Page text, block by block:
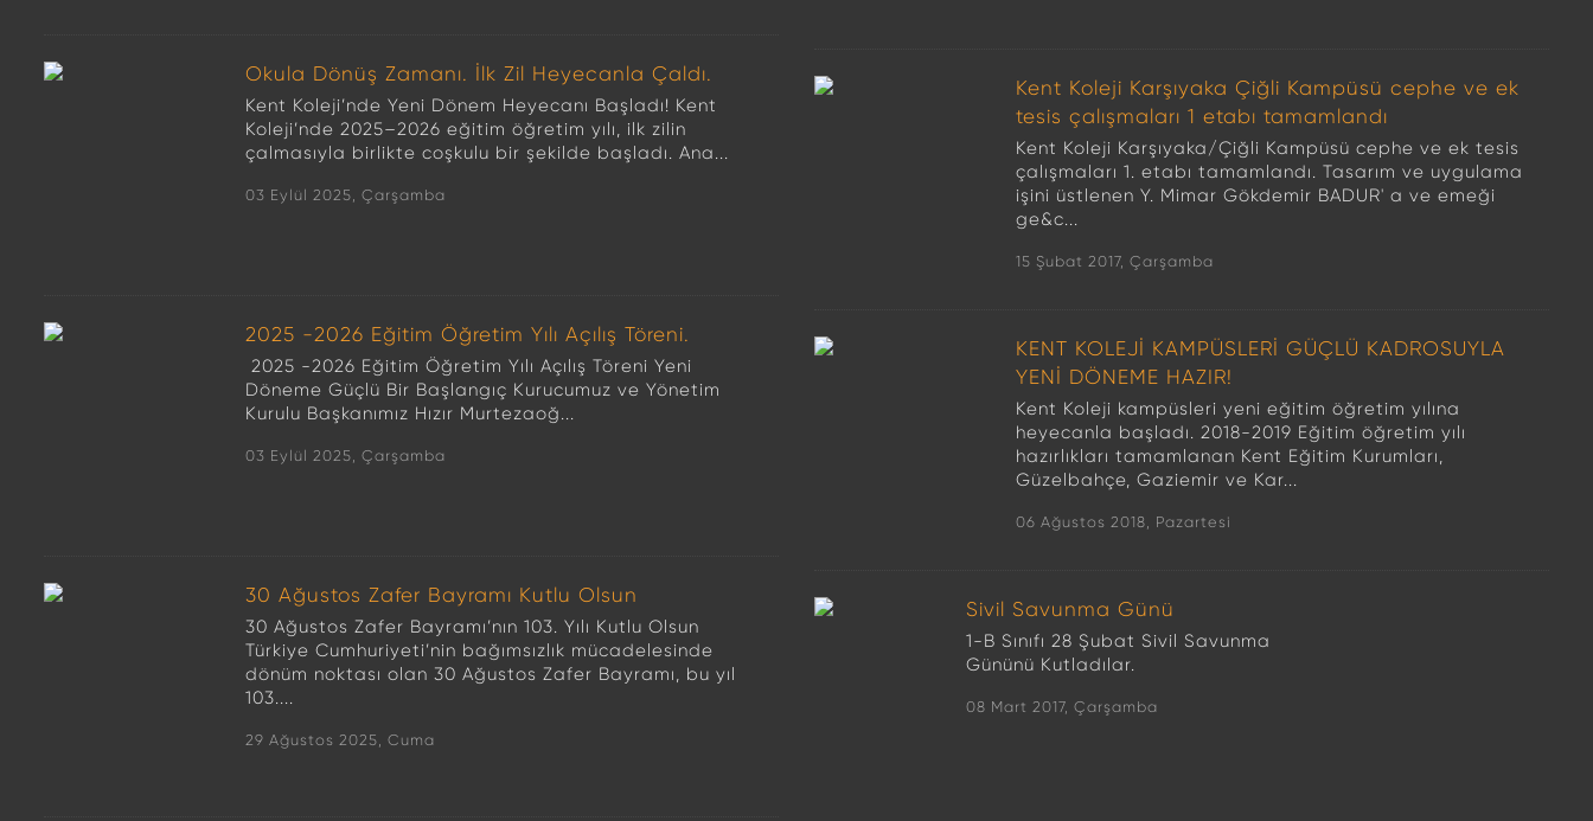
Okula Dönüş Zamanı. İlk Zil Heyecanla Çaldı.
Kent Koleji’nde Yeni Dönem Heyecanı Başladı! Kent
Koleji’nde 2025–2026 eğitim öğretim yılı, ilk zilin
çalmasıyla birlikte coşkulu bir şekilde başladı. Ana...
03 Eylül 2025, Çarşamba
2025 -2026 Eğitim Öğretim Yılı Açılış Töreni.
2025 -2026 Eğitim Öğretim Yılı Açılış Töreni Yeni
Döneme Güçlü Bir Başlangıç Kurucumuz ve Yönetim
Kurulu Başkanımız Hızır Murtezaoğ...
03 Eylül 2025, Çarşamba
30 Ağustos Zafer Bayramı Kutlu Olsun
30 Ağustos Zafer Bayramı’nın 103. Yılı Kutlu Olsun
Türkiye Cumhuriyeti’nin bağımsızlık mücadelesinde
dönüm noktası olan 30 Ağustos Zafer Bayramı, bu yıl
103....
29 Ağustos 2025, Cuma
Kent Koleji Karşıyaka Çiğli Kampüsü cephe ve ek
tesis çalışmaları 1 etabı tamamlandı
Kent Koleji Karşıyaka/Çiğli Kampüsü cephe ve ek tesis
çalışmaları 1. etabı tamamlandı. Tasarım ve uygulama
işini üstlenen Y. Mimar Gökdemir BADUR' a ve emeği
ge&c...
15 Şubat 2017, Çarşamba
KENT KOLEJİ KAMPÜSLERİ GÜÇLÜ KADROSUYLA
YENİ DÖNEME HAZIR!
Kent Koleji kampüsleri yeni eğitim öğretim yılına
heyecanla başladı. 2018-2019 Eğitim öğretim yılı
hazırlıkları tamamlanan Kent Eğitim Kurumları,
Güzelbahçe, Gaziemir ve Kar...
06 Ağustos 2018, Pazartesi
Sivil Savunma Günü
1-B Sınıfı 28 Şubat Sivil Savunma
Gününü Kutladılar.
08 Mart 2017, Çarşamba